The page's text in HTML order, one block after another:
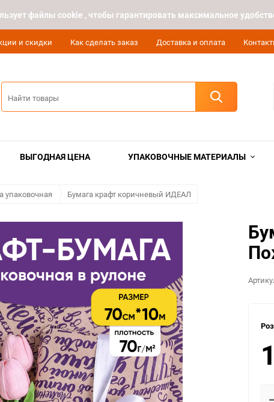
файлы cookie , чтобы гарантировать максимальное
и скидки Как сделать заказ Доставка и оплата
ВЫГОДНАЯ ЦЕНА УПАКОВОЧНЫЕ МАТЕРИАЛЫ
упаковочная Бумага крафт коричневый ИДЕАЛ